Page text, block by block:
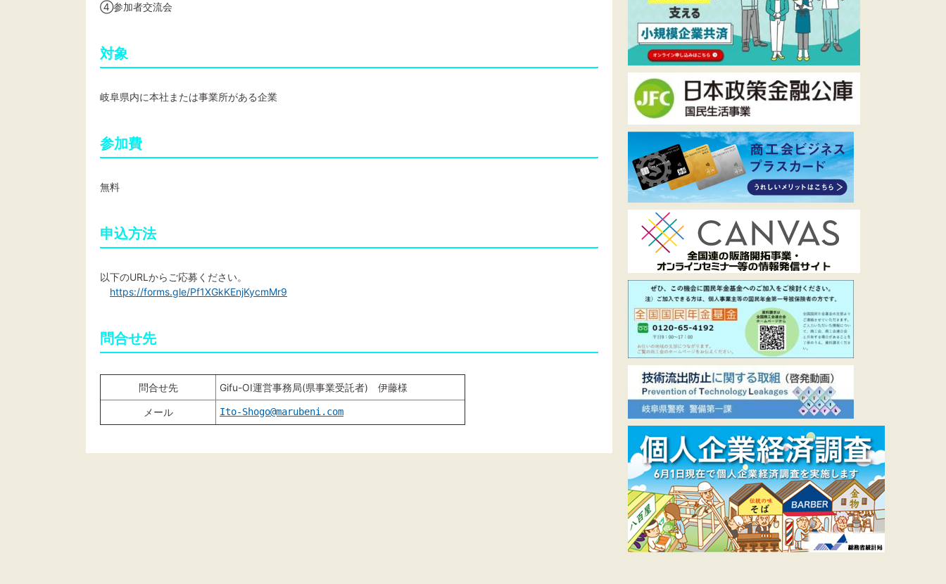
④参加者交流会
対象
岐阜県内に本社または事業所がある企業
参加費
無料
申込方法
以下のURLからご応募ください。
https://forms.gle/Pf1XGkKEnjKycmMr9
問合せ先
問合せ先 Gifu-OI運営事務局(県事業受託者) 伊藤様
メール Ito-Shogo@marubeni.com